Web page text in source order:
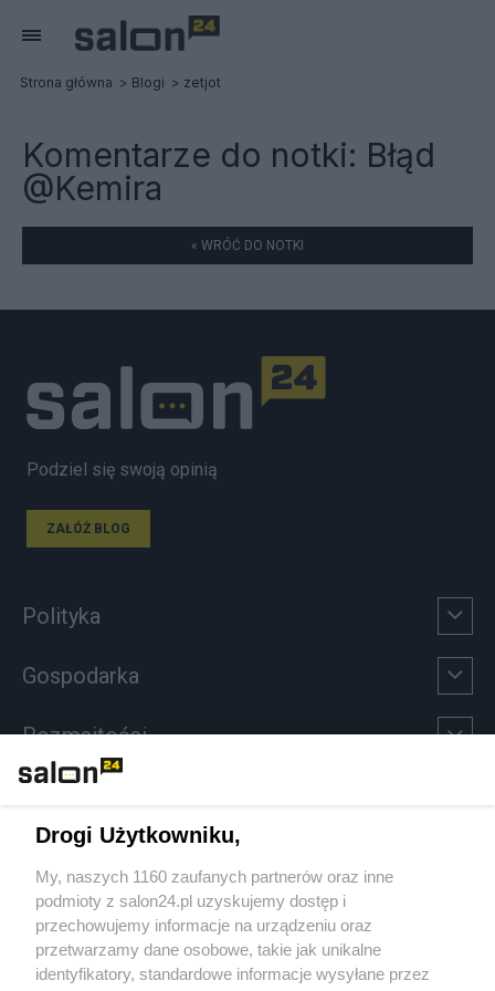
Strona główna Blogi zetjot
Komentarze do notki: Błąd
@Kemira
« WRÓĆ DO NOTKI
Podziel się swoją opinią
ZAŁÓŻ BLOG
Polityka
Gospodarka
Rozmaitości
Sport
Społeczeństwo
Kultura
Drogi Użytkowniku,
My, naszych 1160 zaufanych partnerów oraz inne
podmioty z salon24.pl uzyskujemy dostęp i
przechowujemy informacje na urządzeniu oraz
przetwarzamy dane osobowe, takie jak unikalne
identyfikatory, standardowe informacje wysyłane przez